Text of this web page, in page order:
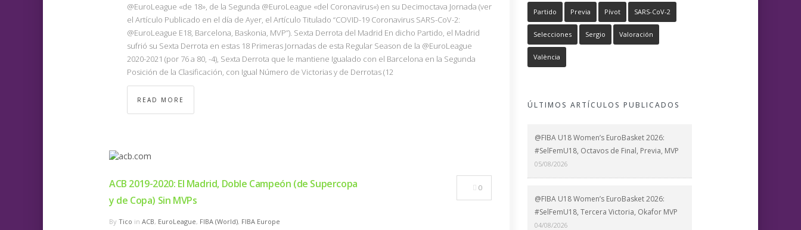
@EuroLeague «de 18», de la Segunda @EuroLeague «del Coronavirus«) en su Decimoctava Jornada (ver
el Artículo Publicado en el día de Ayer, el Artículo Titulado “COVID-19 Coronavirus SARS-CoV-2:
@EuroLeague E18, Barcelona, Baskonia, MVP”). Sexta Derrota del Madrid En dicho Partido, el Madrid
sufrió su Sexta Derrota en estas 18 Primeras Jornadas de esta Regular Season de la @EuroLeague
2020-2021 (por 76 a 80, -4), Sexta Derrota que le mantiene Igualado con el Barcelona en la Segunda
Posición de la Clasificación, con Igual Número de Victorias y de Derrotas (12
READ MORE
ACB 2019-2020: El Madrid, Doble Campeón (de Supercopa
y de Copa) Sin MVPs
By Tico in ACB, EuroLeague, FIBA (World), FIBA Europe
0
Partido Previa Pívot SARS-CoV-2
Selecciones Sergio Valoración
València
ÚLTIMOS ARTÍCULOS PUBLICADOS
@FIBA U18 Women’s EuroBasket 2026:
#SelFemU18, Octavos de Final, Previa, MVP
05/08/2026
@FIBA U18 Women’s EuroBasket 2026:
#SelFemU18, Tercera Victoria, Okafor MVP
04/08/2026